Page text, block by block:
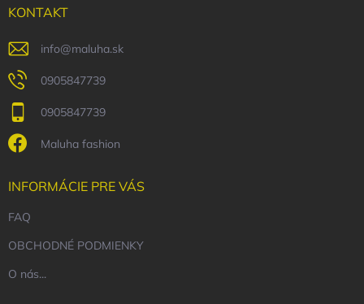
KONTAKT
info@maluha.sk
0905847739
0905847739
Maluha fashion
INFORMÁCIE PRE VÁS
FAQ
OBCHODNÉ PODMIENKY
O nás...